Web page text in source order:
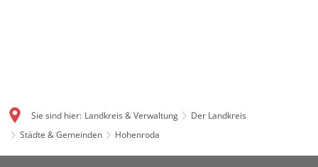
Sie sind hier: Landkreis & Verwaltung
Der Landkreis
Städte & Gemeinden
Hohenroda